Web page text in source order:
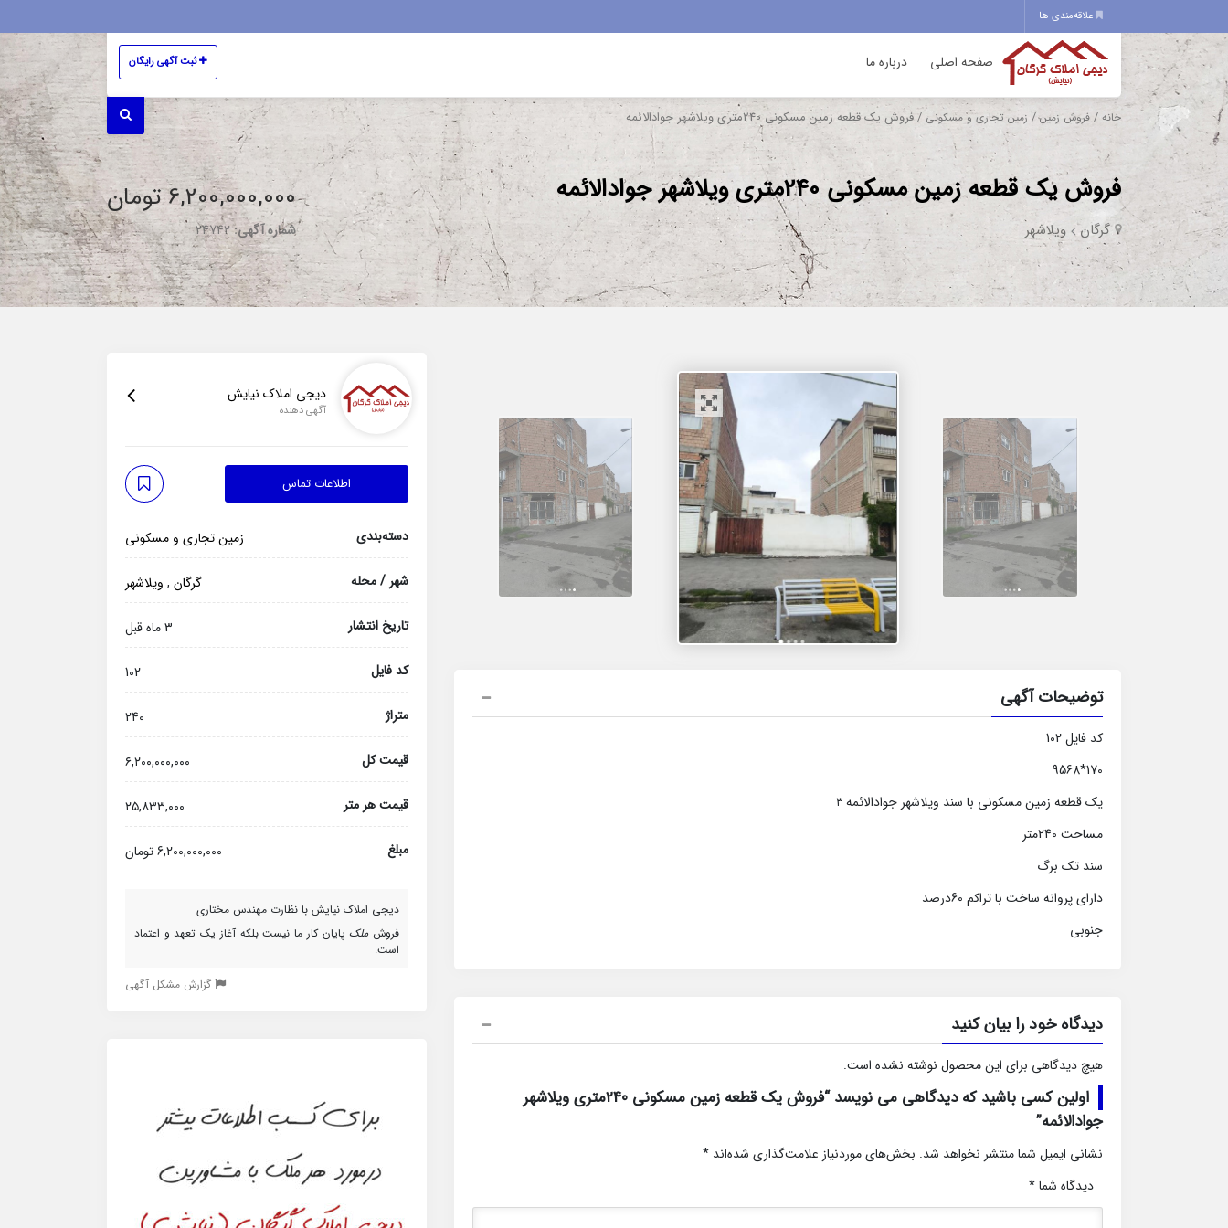
علاقه‌مندی ها
صفحه اصلی درباره ما ثبت آگهی رایگان
خانه / فروش زمین/ زمین تجاری و مسکونی / فروش یک قطعه زمین مسکونی 240متری ویلاشهر جوادالائمه
فروش یک قطعه زمین مسکونی 240متری ویلاشهر جوادالائمه
گرگان ویلاشهر
6,200,000,000 تومان
شماره آگهی:24742
توضیحات آگهی
کد فایل 102
170*9568
یک قطعه زمین مسکونی با سند ویلاشهر جوادالائمه
مساحت 240متر
سند تک برگ
دارای پروانه ساخت با تراکم 60درصد
جنوبی
دیدگاه خود را بیان کنید
هیچ دیدگاهی برای این محصول نوشته نشده است.
اولین کسی باشید که دیدگاهی می نویسد “فروش یک قطعه زمین مسکونی 240متری ویلاشهر
جوادالائمه”
نشانی ایمیل شما منتشر نخواهد شد. بخش‌های موردنیاز علامت‌گذاری شده‌اند *
دیدگاه شما*
دیجی املاک نیایش
آگهی دهنده
اطلاعات تماس
دسته‌بندی زمین تجاری و مسکونی
شهر / محله گرگان , ویلاشهر
تاریخ انتشار 3 ماه قبل
کد فایل 102
متراژ 240
قیمت کل ۶,۲۰۰,۰۰۰,۰۰۰
قیمت هر متر ۲۵,۸۳۳,۰۰۰
مبلغ 6,200,000,000 تومان
دیجی املاک نیایش با نظارت مهندس مختاری
فروشملکپایان کار ما نیست بلکه آغاز یک تعهد و اعتماد
است.
گزارش مشکل آگهی